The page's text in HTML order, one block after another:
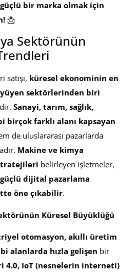
bir marka olmak için
📩
Sektörünün
küresel ekonominin en
sektörlerinden biri
Sanayi, tarım, sağlık,
birçok farklı alanı kapsayan
de uluslararası pazarlarda
Makine ve kimya
belirleyen işletmeler,
dijital pazarlama
öne çıkabilir.
Küresel Büyüklüğü
otomasyon, akıllı üretim
alanlarda hızla gelişen bir
4.0, IoT (nesnelerin interneti)